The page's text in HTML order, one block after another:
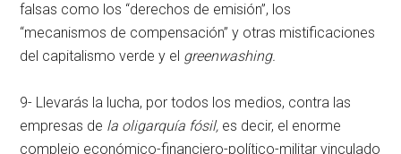
falsas como los “derechos de emisión”, los
“mecanismos de compensación” y otras mistificaciones
del capitalismo verde y el greenwashing.
9- Llevarás la lucha, por todos los medios, contra las
empresas de la oligarquía fósil, es decir, el enorme
complejo económico-financiero-político-militar vinculado